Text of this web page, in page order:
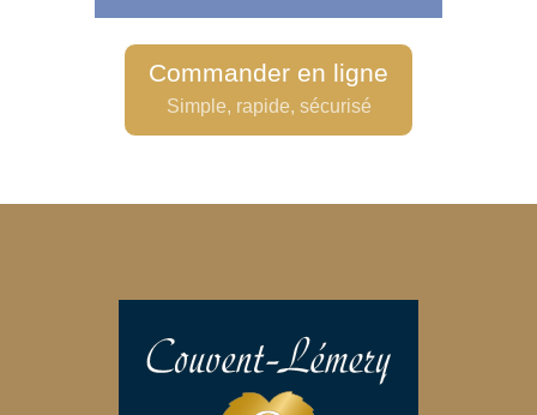
Commander en ligne
Simple, rapide, sécurisé